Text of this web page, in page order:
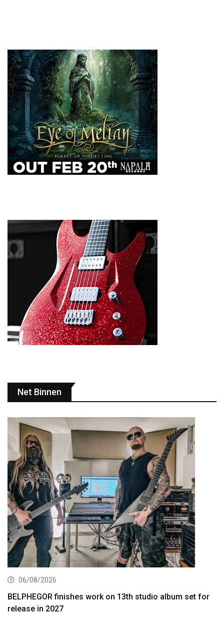
Net Binnen
06/08/2026
BELPHEGOR finishes work on 13th studio album set for
release in 2027